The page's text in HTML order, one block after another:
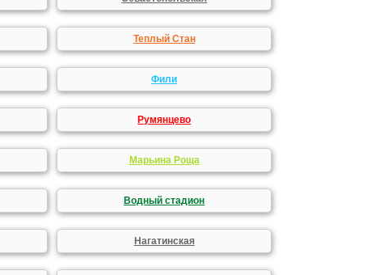
Теплый Стан
Фили
Румянцево
Марьина Роща
Водный стадион
Нагатинская